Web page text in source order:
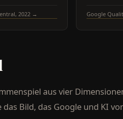
2022 → Google
aus vier
Bild, das Google und KI